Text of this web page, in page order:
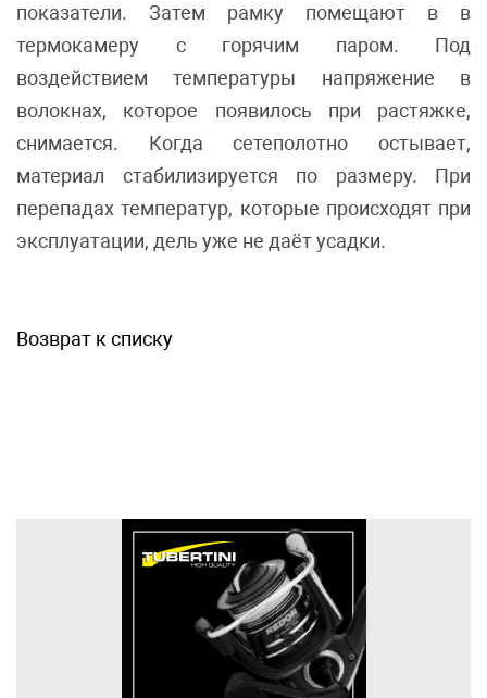
показатели. Затем рамку помещают в в
термокамеру с горячим паром. Под
воздействием температуры напряжение в
волокнах, которое появилось при растяжке,
снимается. Когда сетеполотно остывает,
материал стабилизируется по размеру. При
перепадах температур, которые происходят при
эксплуатации, дель уже не даёт усадки.
Возврат к списку